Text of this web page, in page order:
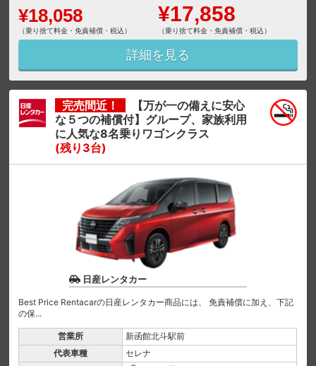
¥18,058
（乗り捨て料金・免責補償・税込）
¥17,858
（乗り捨て料金・免責補償・税込）
詳細を見る
完売間近！
【万が一の備えに安心
な５つの補償付】グループ、家族利用
に人気な8名乗りワゴンクラス
(残り3台)
日産レンタカー
Best Price Rentacarの日産レンタカー商品には、 免責補償に加え、下記
の保...
営業所
新函館北斗駅前
代表車種
セレナ